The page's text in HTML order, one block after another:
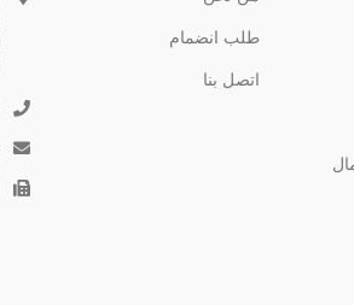
طلب انضمام
اتصل بنا